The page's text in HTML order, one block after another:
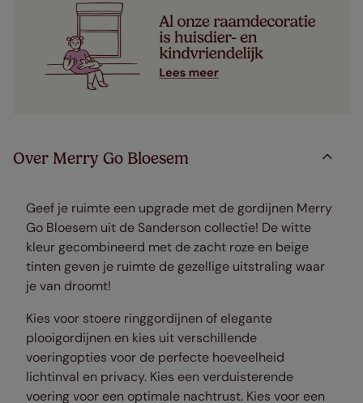
Over Merry Go Bloesem
Geef je ruimte een upgrade met de gordijnen Merry
Go Bloesem uit de Sanderson collectie! De witte
kleur gecombineerd met de zacht roze en beige
tinten geven je ruimte de gezellige uitstraling waar
je van droomt!
Kies voor stoere ringgordijnen of elegante
plooigordijnen en kies uit verschillende
voeringopties voor de perfecte hoeveelheid
lichtinval en privacy. Kies een verduisterende
voering voor een optimale nachtrust. Kies voor een